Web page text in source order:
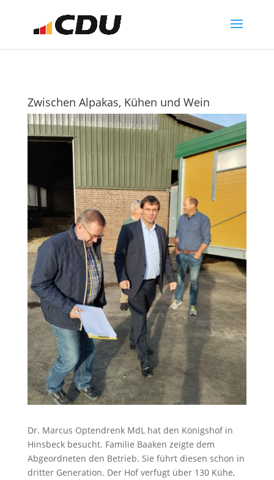
Zwischen Alpakas, Kühen und Wein
Dr. Marcus Optendrenk MdL hat den Königshof in
Hinsbeck besucht. Familie Baaken zeigte dem
Abgeordneten den Betrieb. Sie führt diesen schon in
dritter Generation. Der Hof verfügt über 130 Kühe,